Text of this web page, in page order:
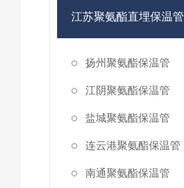
江苏聚氨酯直埋保温管
扬州聚氨酯保温管
江阴聚氨酯保温管
盐城聚氨酯保温管
连云港聚氨酯保温管
南通聚氨酯保温管